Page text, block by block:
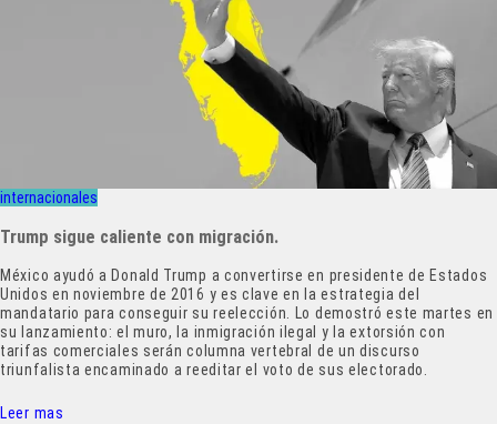
internacionales
Trump sigue caliente con migración.
México ayudó a Donald Trump a convertirse en presidente de Estados
Unidos en noviembre de 2016 y es clave en la estrategia del
mandatario para conseguir su reelección. Lo demostró este martes en
su lanzamiento: el muro, la inmigración ilegal y la extorsión con
tarifas comerciales serán columna vertebral de un discurso
triunfalista encaminado a reeditar el voto de sus electorado.
Leer mas